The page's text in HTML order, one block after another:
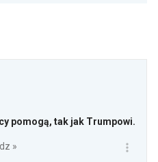
pomogą, tak jak Trumpowi.
»